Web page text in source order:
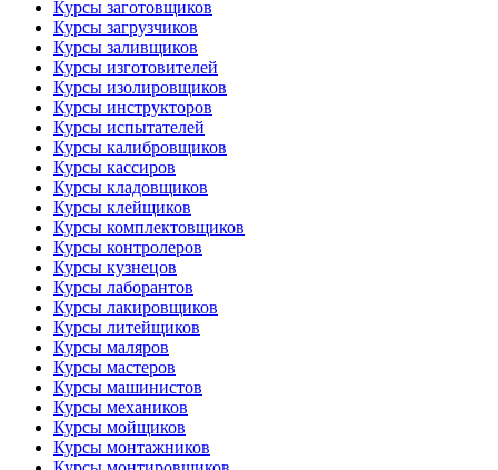
Курсы заготовщиков
Курсы загрузчиков
Курсы заливщиков
Курсы изготовителей
Курсы изолировщиков
Курсы инструкторов
Курсы испытателей
Курсы калибровщиков
Курсы кассиров
Курсы кладовщиков
Курсы клейщиков
Курсы комплектовщиков
Курсы контролеров
Курсы кузнецов
Курсы лаборантов
Курсы лакировщиков
Курсы литейщиков
Курсы маляров
Курсы мастеров
Курсы машинистов
Курсы механиков
Курсы мойщиков
Курсы монтажников